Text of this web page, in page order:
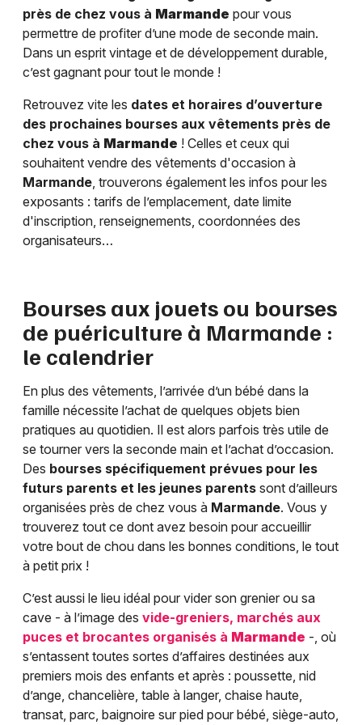
près de chez vous à Marmande pour vous
permettre de profiter d’une mode de seconde main.
Dans un esprit vintage et de développement durable,
c’est gagnant pour tout le monde !
Retrouvez vite les dates et horaires d’ouverture
des prochaines bourses aux vêtements près de
chez vous à Marmande ! Celles et ceux qui
souhaitent vendre des vêtements d'occasion à
Marmande, trouverons également les infos pour les
exposants : tarifs de l’emplacement, date limite
d'inscription, renseignements, coordonnées des
organisateurs…
Bourses aux jouets ou bourses
de puériculture à Marmande :
le calendrier
En plus des vêtements, l’arrivée d’un bébé dans la
famille nécessite l’achat de quelques objets bien
pratiques au quotidien. Il est alors parfois très utile de
se tourner vers la seconde main et l’achat d’occasion.
Des bourses spécifiquement prévues pour les
futurs parents et les jeunes parents sont d’ailleurs
organisées près de chez vous à Marmande. Vous y
trouverez tout ce dont avez besoin pour accueillir
votre bout de chou dans les bonnes conditions, le tout
à petit prix !
C’est aussi le lieu idéal pour vider son grenier ou sa
cave - à l’image des vide-greniers, marchés aux
puces et brocantes organisés à Marmande -, où
s’entassent toutes sortes d’affaires destinées aux
premiers mois des enfants et après : poussette, nid
d’ange, chancelière, table à langer, chaise haute,
transat, parc, baignoire sur pied pour bébé, siège-auto,